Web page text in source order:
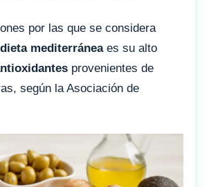
por las que se considera
mediterránea es su alto
provenientes de
según la Asociación de